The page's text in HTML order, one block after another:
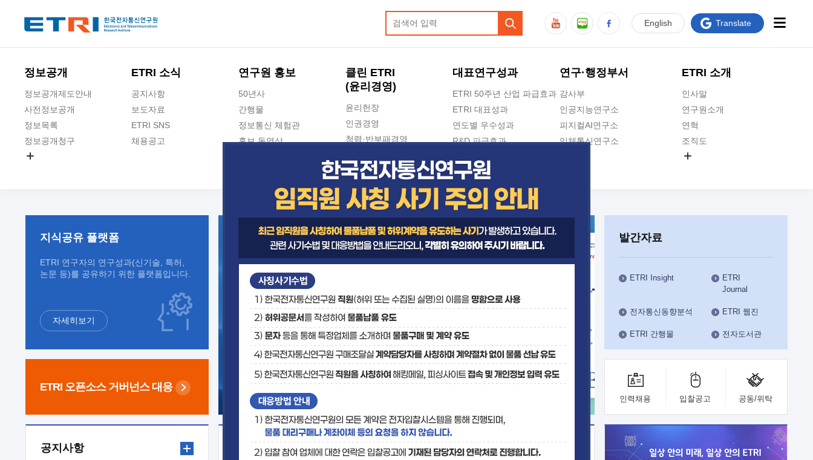
정보공개
정보공개제도안내
사전정보공개
정보목록
정보공개청구
ETRI 소식
공지사항
보도자료
ETRI SNS
채용공고
연구원 홍보
50년사
간행물
정보통신 체험관
홍보 동영상
클린 ETRI
(윤리경영)
윤리헌장
인권경영
청렴·반부패경영
청렴포털 신고
수의계약 현황
부패징계 현황
감사결과공개
대표연구성과
ETRI 50주년 산업 파급효과
ETRI 대표성과
연도별 우수성과
R&D 파급효과
지식공유플랫폼
연구·행정부서
감사부
인공지능연구소
피지컬AI연구소
입체통신연구소
인공지능안전연구소
우주항공반도체전략연구단
대경권연구본부
호남권연구본부
기획본부
사업화본부
행정본부
대외협력부
ETRI 소개
인사말
연구원소개
연혁
조직도
ETRI CI
English Translate
지식공유 플랫폼
ETRI 연구자의 연구성과(신기술, 특허,
논문 등)를 공유하기 위한 플랫폼입니다.
자세히보기
ETRI 오픈소스 거버넌스 대응
발간자료
ETRI Insight
ETRI
Journal
전자통신동향분석 ETRI 웹진
ETRI 간행물 전자도서관
인력채용 입찰공고 공동/위탁
공지사항 보도자료 기술사업화플랫폼/기술이전